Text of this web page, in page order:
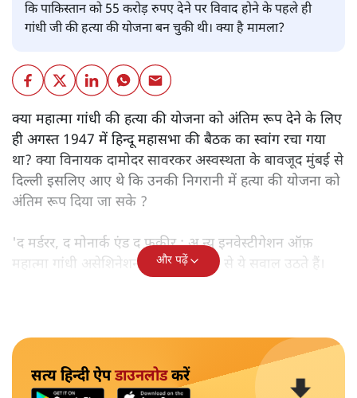
कि पाकिस्तान को 55 करोड़ रुपए देने पर विवाद होने के पहले ही
गांधी जी की हत्या की योजना बन चुकी थी। क्या है मामला?
क्या महात्मा गांधी की हत्या की योजना को अंतिम रूप देने के लिए
ही अगस्त 1947 में हिन्दू महासभा की बैठक का स्वांग रचा गया
था? क्या विनायक दामोदर सावरकर अस्वस्थता के बावजूद मुंबई से
दिल्ली इसलिए आए थे कि उनकी निगरानी में हत्या की योजना को
अंतिम रूप दिया जा सके ?
'द मर्डरर, द मोनार्क एंड द फ़कीर : अ न्यू इनवेस्टीगेशन ऑफ़
महात्मा गांधी असेशिनेशन' नामक किताब से ये सवाल उठते हैं।
और पढ़ें
सत्य हिन्दी ऐपडाउनलोडकरें